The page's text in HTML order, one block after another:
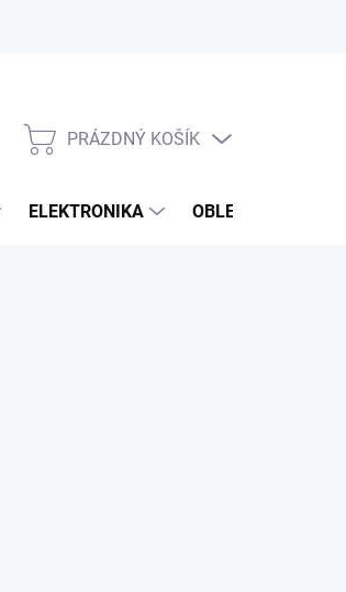
NÁKUPNÍ
PRÁZDNÝ KOŠÍK
ELEKTRONIKA OBLEČENÍ, OBUV